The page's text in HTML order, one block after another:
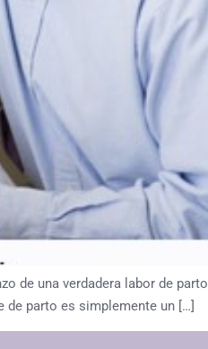
de una verdadera labor de parto
de parto es simplemente un […]